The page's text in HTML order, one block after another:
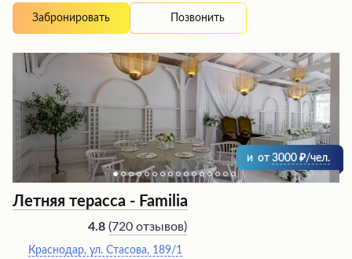
обслуживания, чистоту и потрясающие впечатления,
сравнимые с ресторанами высокого класса. Это
насладиться вкусной едой и радушным приемом.
Забронировать Позвонить
и от 3000 /чел.
Летняя терасса - Familia
4.8 (720 отзывов)
Краснодар, ул. Стасова, 189/1